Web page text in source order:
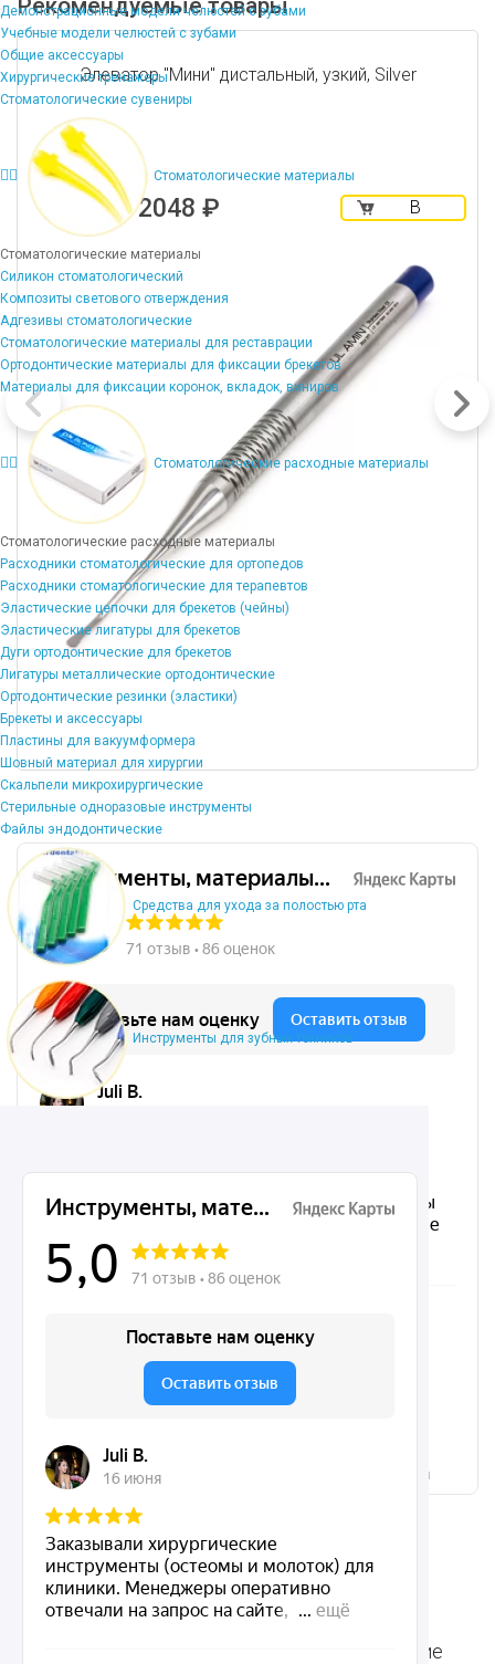
Демонстрационные модели челюстей с зубами
Учебные модели челюстей с зубами
Общие аксессуары
Хирургические тренажеры
Стоматологические сувениры
Стоматологические материалы
Стоматологические материалы
Силикон стоматологический
Композиты светового отверждения
Адгезивы стоматологические
Стоматологические материалы для реставрации
Ортодонтические материалы для фиксации брекетов
Материалы для фиксации коронок, вкладок, виниров
Стоматологические расходные материалы
Стоматологические расходные материалы
Расходники стоматологические для ортопедов
Расходники стоматологические для терапевтов
Эластические цепочки для брекетов (чейны)
Эластические лигатуры для брекетов
Дуги ортодонтические для брекетов
Лигатуры металлические ортодонтические
Ортодонтические резинки (эластики)
Брекеты и аксессуары
Пластины для вакуумформера
Шовный материал для хирургии
Скальпели микрохирургические
Стерильные одноразовые инструменты
Файлы эндодонтические
Средства для ухода за полостью рта
Инструменты для зубных техников
Рекомендуемые товары
Элеватор "Мини" дистальный, узкий, Silver
2048 ₽
В
Микрохирургические, хирургические, ортодонтические
инструменты Dentins.ru на карте Москвы — Яндекс.Карты
Ассортимент
Стоматологические